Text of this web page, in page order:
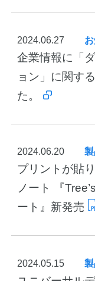
企業情報に「
ョン」に関す
た。
2024.06.27
プリントが貼
ノート 『
ート』新発売
2024.06.20
2024.05.15